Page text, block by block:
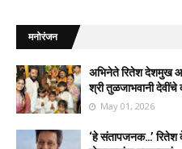
मनोरंजन
अभिनेते रितेश देशमुख
श्री तुळजाभवानी देवींचे
May 01, 2026
‘हे संतापजनक…’ रितेश